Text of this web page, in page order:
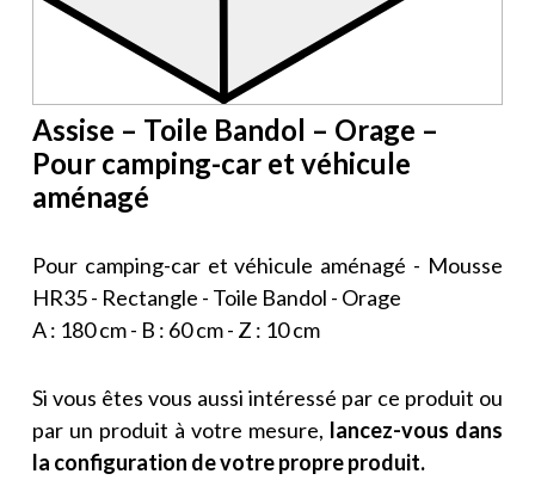
Assise – Toile Bandol – Orage –
Pour camping-car et véhicule
aménagé
Pour camping-car et véhicule aménagé - Mousse
HR35 - Rectangle - Toile Bandol - Orage
A : 180 cm - B : 60 cm - Z : 10 cm
Si vous êtes vous aussi intéressé par ce produit ou
par un produit à votre mesure, lancez-vous dans
la configuration de votre propre produit.